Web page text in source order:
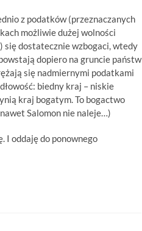
z podatków (przeznaczanych
możliwie dużej wolności
się dostatecznie wzbogaci, wtedy
dopiero na gruncie państw
się nadmiernymi podatkami
biedny kraj – niskie
kraj bogatym. To bogactwo
Salomon nie naleje…)
I oddaję do ponownego